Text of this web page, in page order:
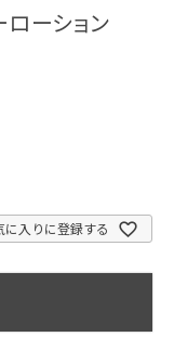
ローション
に入りに登録する